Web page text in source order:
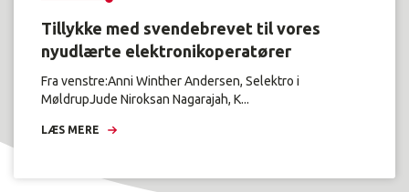
Tillykke med svendebrevet til vores
nyudlærte elektronikoperatører
Fra venstre:Anni Winther Andersen, Selektro i
MøldrupJude Niroksan Nagarajah, K...
LÆS MERE